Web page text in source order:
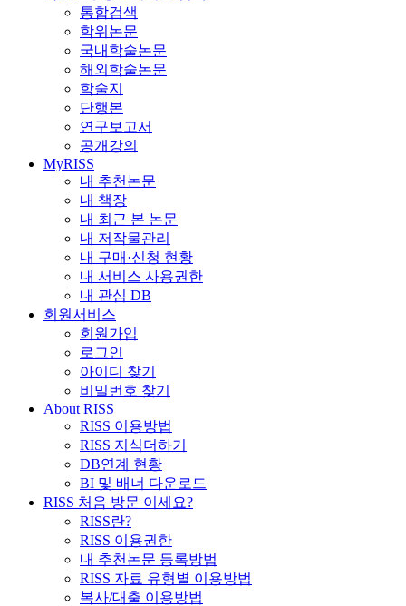
통합검색
학위논문
국내학술논문
해외학술논문
학술지
단행본
연구보고서
공개강의
MyRISS
내 추천논문
내 책장
내 최근 본 논문
내 저작물관리
내 구매·신청 현황
내 서비스 사용권한
내 관심 DB
회원서비스
회원가입
로그인
아이디 찾기
비밀번호 찾기
About RISS
RISS 이용방법
RISS 지식더하기
DB연계 현황
BI 및 배너 다운로드
RISS 처음 방문 이세요?
RISS란?
RISS 이용권한
내 추천논문 등록방법
RISS 자료 유형별 이용방법
복사/대출 이용방법